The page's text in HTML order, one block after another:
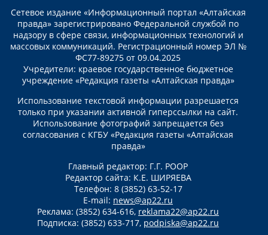
Сетевое издание «Информационный портал «Алтайская
правда» зарегистрировано Федеральной службой по
надзору в сфере связи, информационных технологий и
массовых коммуникаций. Регистрационный номер ЭЛ №
ФС77-89275 от 09.04.2025
Учредители: краевое государственное бюджетное
учреждение «Редакция газеты «Алтайская правда»
Использование текстовой информации разрешается
только при указании активной гиперссылки на сайт.
Использование фотографий запрещается без
согласования с КГБУ «Редакция газеты «Алтайская
правда»
Главный редактор: Г.Г. РООР
Редактор сайта: К.Е. ШИРЯЕВА
Телефон: 8 (3852) 63-52-17
E-mail: news@ap22.ru
Реклама: (3852) 634-616, reklama22@ap22.ru
Подписка: (3852) 633-717, podpiska@ap22.ru